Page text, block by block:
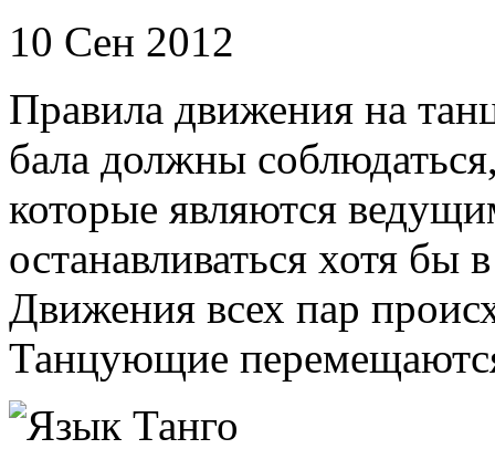
10 Сен 2012
Правила движения на
бала должны
которые являются
останавливаться хотя
Движения всех пар
Танцующие